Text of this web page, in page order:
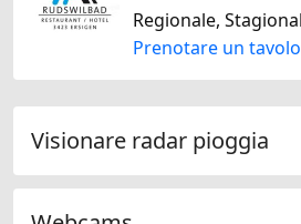
Prenotare un tavolo
Visionare radar pioggia